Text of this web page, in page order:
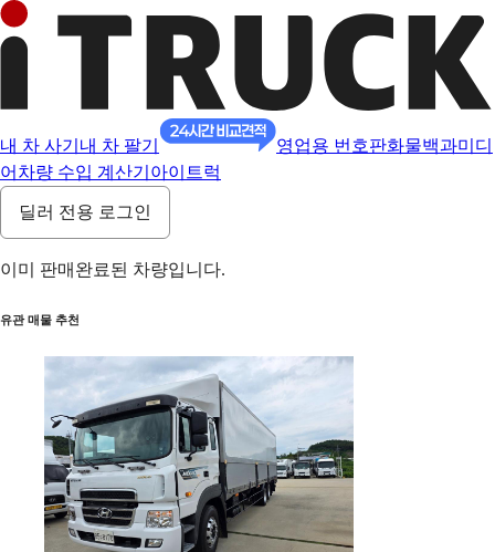
내 차 사기 내 차 팔기 영업용 번호판화물백과미디
어 차량 수입 계산기 아이트럭
딜러 전용 로그인
이미 판매완료된 차량입니다.
유관 매물 추천